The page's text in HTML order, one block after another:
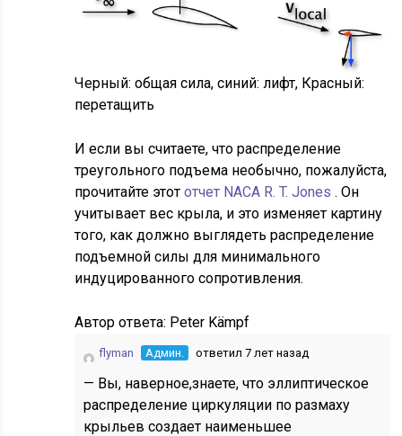
Черный: общая сила, синий: лифт, Красный:
перетащить
И если вы считаете, что распределение
треугольного подъема необычно, пожалуйста,
прочитайте этототчет NACA R. T. Jones. Он
учитывает вес крыла, и это изменяет картину
того, как должно выглядеть распределение
подъемной силы для минимального
индуцированного сопротивления.
Автор ответа: Peter Kämpf
flyman Админ. ответил 7 лет назад
— Вы, наверное,знаете, что эллиптическое
распределение циркуляции по размаху
крыльев создает наименьшее